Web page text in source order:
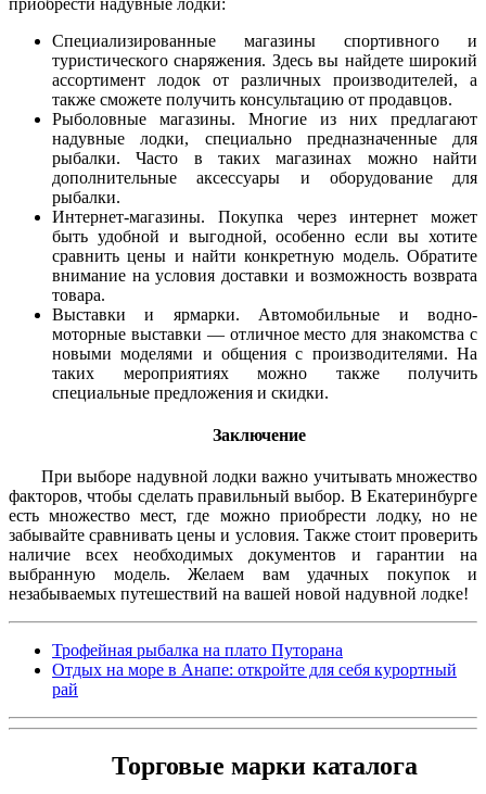
Специализированные магазины спортивного и
туристического снаряжения. Здесь вы найдете широкий
ассортимент лодок от различных производителей, а
также сможете получить консультацию от продавцов.
Рыболовные магазины. Многие из них предлагают
надувные лодки, специально предназначенные для
рыбалки. Часто в таких магазинах можно найти
дополнительные аксессуары и оборудование для
рыбалки.
Интернет-магазины. Покупка через интернет может
быть удобной и выгодной, особенно если вы хотите
сравнить цены и найти конкретную модель. Обратите
внимание на условия доставки и возможность возврата
товара.
Выставки и ярмарки. Автомобильные и водно-
моторные выставки — отличное место для знакомства с
новыми моделями и общения с производителями. На
таких мероприятиях можно также получить
специальные предложения и скидки.
Заключение
При выборе надувной лодки важно учитывать множество
факторов, чтобы сделать правильный выбор. В Екатеринбурге
есть множество мест, где можно приобрести лодку, но не
забывайте сравнивать цены и условия. Также стоит проверить
наличие всех необходимых документов и гарантии на
выбранную модель. Желаем вам удачных покупок и
незабываемых путешествий на вашей новой надувной лодке!
Трофейная рыбалка на плато Путорана
Отдых на море в Анапе: откройте для себя курортный
рай
Торговые марки каталога